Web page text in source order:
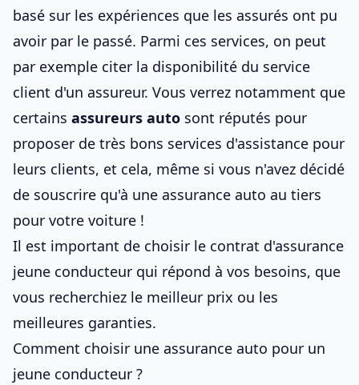
basé sur les expériences que les assurés ont pu
avoir par le passé. Parmi ces services, on peut
par exemple citer la disponibilité du service
client d'un assureur. Vous verrez notamment que
certains assureurs auto sont réputés pour
proposer de très bons services d'assistance pour
leurs clients, et cela, même si vous n'avez décidé
de souscrire qu'à une assurance auto au tiers
pour votre voiture !
Il est important de choisir le contrat d'assurance
jeune conducteur qui répond à vos besoins, que
vous recherchiez le meilleur prix ou les
meilleures garanties.
Comment choisir une assurance auto pour un
jeune conducteur ?